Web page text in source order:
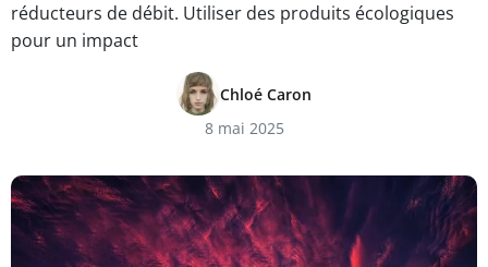
réducteurs de débit. Utiliser des produits écologiques
pour un impact
Chloé Caron
8 mai 2025